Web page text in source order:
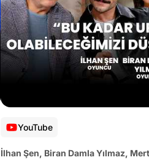
YouTube
İlhan Şen, Biran Damla Yılmaz,